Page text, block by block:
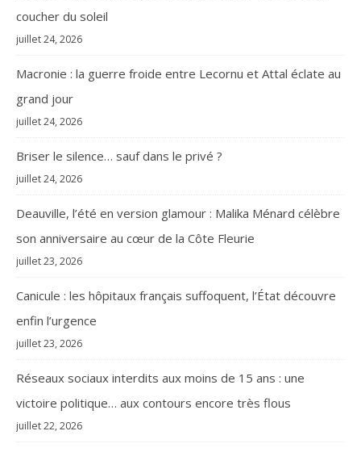
coucher du soleil
juillet 24, 2026
Macronie : la guerre froide entre Lecornu et Attal éclate au
grand jour
juillet 24, 2026
Briser le silence… sauf dans le privé ?
juillet 24, 2026
Deauville, l’été en version glamour : Malika Ménard célèbre
son anniversaire au cœur de la Côte Fleurie
juillet 23, 2026
Canicule : les hôpitaux français suffoquent, l’État découvre
enfin l’urgence
juillet 23, 2026
Réseaux sociaux interdits aux moins de 15 ans : une
victoire politique… aux contours encore très flous
juillet 22, 2026